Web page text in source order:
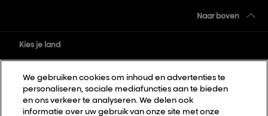
Naar boven
Kies je land
Sitemap
Algemene voorwaarden
We gebruiken cookies om inhoud en advertenties te
personaliseren, sociale mediafuncties aan te bieden
en ons verkeer te analyseren. We delen ook
informatie over uw gebruik van onze site met onze